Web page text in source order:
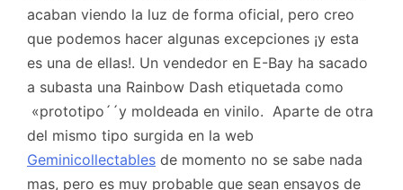
acaban viendo la luz de forma oficial, pero creo
que podemos hacer algunas excepciones ¡y esta
es una de ellas!. Un vendedor en E-Bay ha sacado
a subasta una Rainbow Dash etiquetada como
«prototipo´´y moldeada en vinilo. Aparte de otra
del mismo tipo surgida en la web
Geminicollectables de momento no se sabe nada
mas, pero es muy probable que sean ensayos de